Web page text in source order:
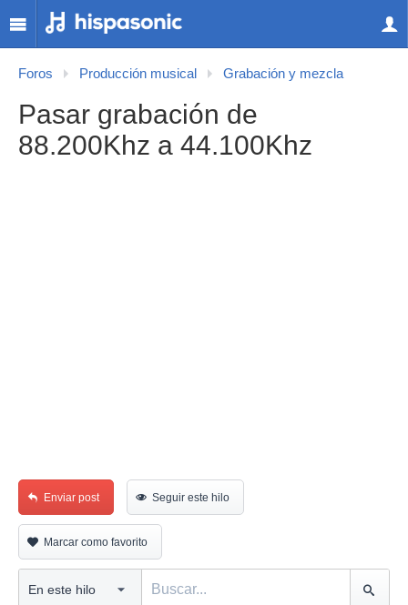
Foros Producción musical Grabación y mezcla
Pasar grabación de
88.200Khz a 44.100Khz
Enviar post Seguir este hilo
Marcar como favorito